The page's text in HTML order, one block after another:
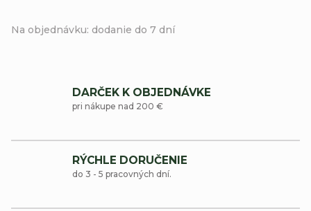
Na objednávku: dodanie do 7 dní
DARČEK K OBJEDNÁVKE
pri nákupe nad 200 €
RÝCHLE DORUČENIE
do 3 - 5 pracovných dní.